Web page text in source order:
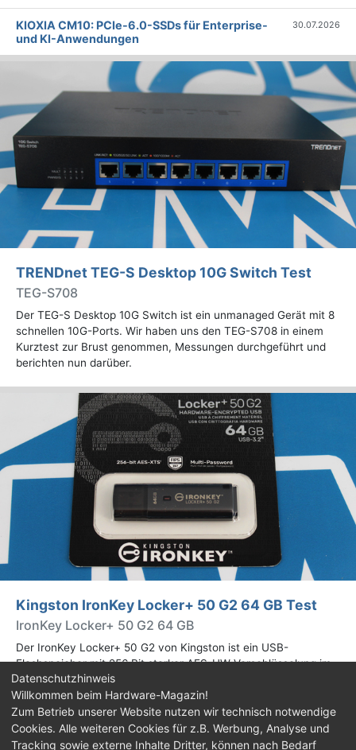
KIOXIA CM10: PCIe-6.0-SSDs für Enterprise-
und KI-Anwendungen
30.07.2026
TRENDnet TEG-S Desktop 10G Switch Test
TEG-S708
Der TEG-S Desktop 10G Switch ist ein unmanaged Gerät mit 8
schnellen 10G-Ports. Wir haben uns den TEG-S708 in einem
Kurztest zur Brust genommen, Messungen durchgeführt und
berichten nun darüber.
Kingston IronKey Locker+ 50 G2 64 GB Test
IronKey Locker+ 50 G2 64 GB
Der IronKey Locker+ 50 G2 von Kingston ist ein USB-
Flashspeicher mit 256 Bit starker AES-HW-Verschlüsselung im
XTS-Modus. Wir haben das 64-GB-Modell im Praxistest
genauer begutachtet.
Impressum| Kontakt |Jobs |Datenschutz |
Datenschutzhinweis
Willkommen beim Hardware-Magazin!
Zum Betrieb unserer Website nutzen wir technisch notwendige
Cookies. Alle weiteren Cookies für z.B. Werbung, Analyse und
Tracking sowie externe Inhalte Dritter, können nach Bedarf